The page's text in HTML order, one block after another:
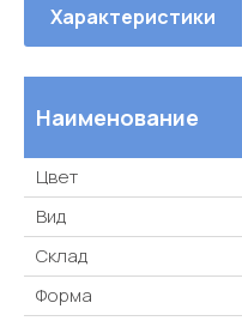
Характеристики
Наименование
Цвет
Вид
Склад
Форма